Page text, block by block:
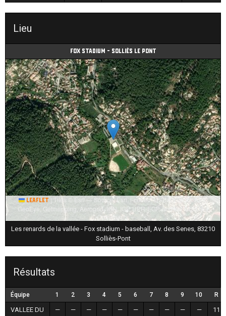
Lieu
Fox Stadium - Solliès le Pont
Leaflet | Tiles © Esri — Source: Esri, i-cubed, USDA, USGS, AEX,
GeoEye, Getmapping, Aerogrid, IGN, IGP, UPR-EGP, and the GIS User
Community
Les renards de la vallée - Fox stadium - baseball, Av. des Senes, 83210
Solliès-Pont
Résultats
Équipe 1 2 3 4 5 6 7 8 9 10 R
VALLEE DU
— — — — — — — — — — 11